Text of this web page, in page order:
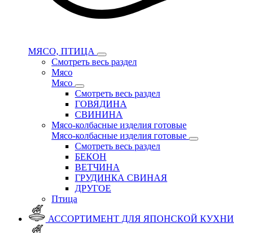
МЯСО, ПТИЦА
Смотреть весь раздел
Мясо
Мясо
Смотреть весь раздел
ГОВЯДИНА
СВИНИНА
Мясо-колбасные изделия готовые
Мясо-колбасные изделия готовые
Смотреть весь раздел
БЕКОН
ВЕТЧИНА
ГРУДИНКА СВИНАЯ
ДРУГОЕ
Птица
АССОРТИМЕНТ ДЛЯ ЯПОНСКОЙ КУХНИ